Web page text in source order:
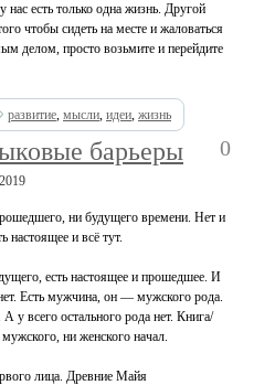
нас есть только одна жизнь. Другой
чтобы сидеть на месте и жаловаться
делом, просто возьмите и перейдите
развитие, мысли, идеи, жизнь
барьеры 0
ни будущего времени. Нет и
настоящее и всё тут.
есть настоящее и прошедшее. И
Есть мужчина, он — мужского рода.
у всего остального рода нет. Книга/
ни женского начал.
лица. Древние Майя